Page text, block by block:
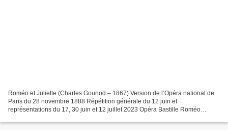
Roméo et Juliette (Charles Gounod – 1867) Version de l’Opéra national de
Paris du 28 novembre 1888 Répétition générale du 12 juin et
représentations du 17, 30 juin et 12 juillet 2023 Opéra Bastille Roméo